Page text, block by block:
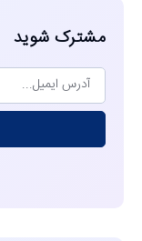
مشترک شوید